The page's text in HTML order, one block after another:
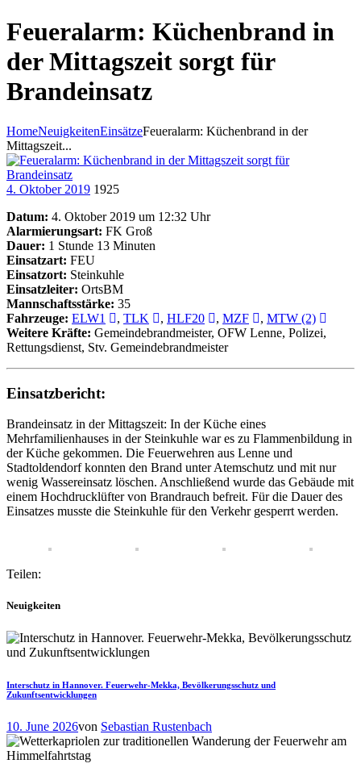
Feueralarm: Küchenbrand in
der Mittagszeit sorgt für
Brandeinsatz
HomeNeuigkeitenEinsätzeFeueralarm: Küchenbrand in der
Mittagszeit...
4. Oktober 2019 1925
Datum: 4. Oktober 2019 um 12:32 Uhr
Alarmierungsart: FK Groß
Dauer: 1 Stunde 13 Minuten
Einsatzart: FEU
Einsatzort: Steinkuhle
Einsatzleiter: OrtsBM
Mannschaftsstärke: 35
Fahrzeuge: ELW1 , TLK , HLF20 , MZF , MTW (2)
Weitere Kräfte: Gemeindebrandmeister, OFW Lenne, Polizei,
Rettungsdienst, Stv. Gemeindebrandmeister
Einsatzbericht:
Brandeinsatz in der Mittagszeit: In der Küche eines
Mehrfamilienhauses in der Steinkuhle war es zu Flammenbildung in
der Küche gekommen. Die Feuerwehren aus Lenne und
Stadtoldendorf konnten den Brand unter Atemschutz und mit nur
wenig Wassereinsatz löschen. Anschließend wurde das Gebäude mit
einem Hochdrucklüfter von Brandrauch befreit. Für die Dauer des
Einsatzes musste die Steinkuhle für den Verkehr gesperrt werden.
Teilen:
Neuigkeiten
Interschutz in Hannover. Feuerwehr-Mekka, Bevölkerungsschutz und
Zukunftsentwicklungen
10. June 2026von Sebastian Rustenbach